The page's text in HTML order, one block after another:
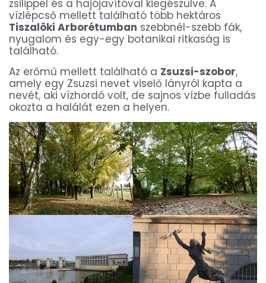
zsilippel és a hajójavítóval kiegészülve. A
vízlépcső mellett található több hektáros
Tiszalöki Arborétumban szebbnél-szebb fák,
nyugalom és egy-egy botanikai ritkaság is
található.
Az erőmű mellett található a Zsuzsi-szobor,
amely egy Zsuzsi nevet viselő lányról kapta a
nevét, aki vízhordó volt, de sajnos vízbe fulladás
okozta a halálát ezen a helyen.